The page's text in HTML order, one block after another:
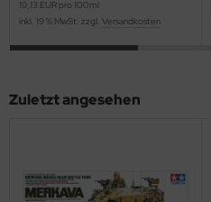
19,13 EUR pro 100ml
inkl. 19 % MwSt. zzgl. Versandkosten
Zuletzt angesehen
Model